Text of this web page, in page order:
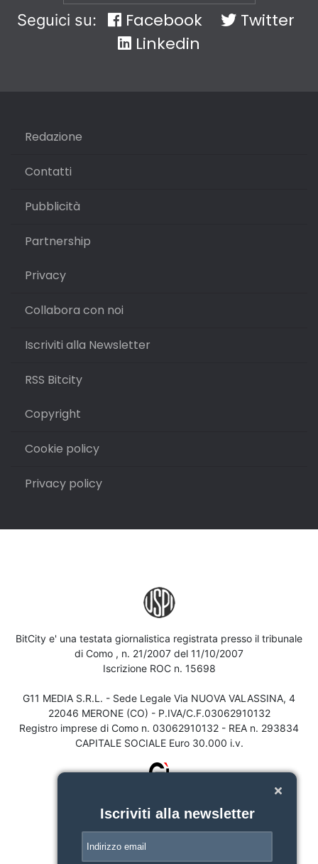
Seguici su: Facebook
Twitter
Linkedin
Redazione
Contatti
Pubblicità
Partnership
Privacy
Collabora con noi
Iscriviti alla Newsletter
RSS Bitcity
Copyright
Cookie policy
Privacy policy
BitCity e' una testata giornalistica registrata presso il tribunale
di Como , n. 21/2007 del 11/10/2007
Iscrizione ROC n. 15698
G11 MEDIA S.R.L. - Sede Legale Via NUOVA VALASSINA, 4
22046 MERONE (CO) - P.IVA/C.F.03062910132
Registro imprese di Como n. 03062910132 - REA n. 293834
CAPITALE SOCIALE Euro 30.000 i.v.
Iscriviti alla newsletter